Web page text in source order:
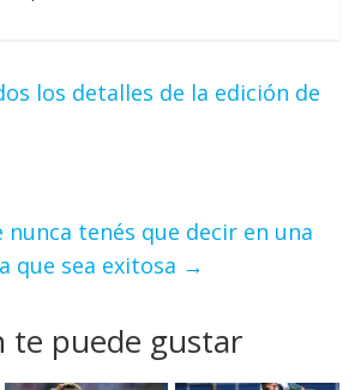
los detalles de la edición de
nunca tenés que decir en una
que sea exitosa →
te puede gustar